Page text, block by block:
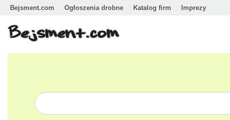
Bejsment.com Ogłoszenia drobne Katalog firm Imprezy